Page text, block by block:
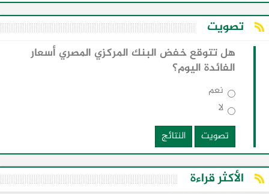
تصويت
هل تتوقع خفض البنك المركزي المصري أسعار
الفائدة اليوم؟
نعم
لا
تصويت
النتائج
الأكثر قراءة